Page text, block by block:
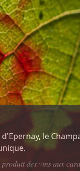
le
des vins aux